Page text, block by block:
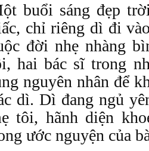
buổi sáng đẹp
chỉ riêng dì đi
đời nhẹ nhàng
hai bác sĩ trong
nguyên nhân để
dì. Dì đang ngủ
tôi, hãnh diện
ước nguyện của